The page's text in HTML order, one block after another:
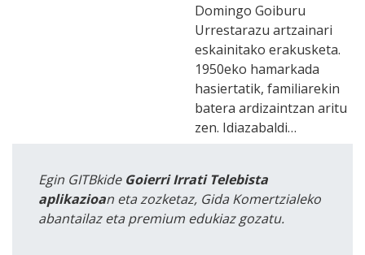
Domingo Goiburu
Urrestarazu artzainari
eskainitako erakusketa.
1950eko hamarkada
hasiertatik, familiarekin
batera ardizaintzan aritu
zen. Idiazabaldi…
Egin GITBkide Goierri Irrati Telebista
aplikazioan eta zozketaz, Gida Komertzialeko
abantailaz eta premium edukiaz gozatu.